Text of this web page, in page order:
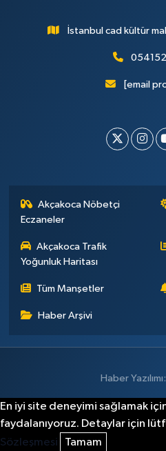
İstanbul cad kültür
[email
Akçakoca Nöbetçi
Eczaneler
Akçakoca Trafik
Yoğunluk Haritası
Tüm Manşetler
Haber Arşivi
Haber Yazılımı:
En iyi site deneyimi sağlamak
faydalanıyoruz. Detaylar için
Sözleşmesi
Tamam